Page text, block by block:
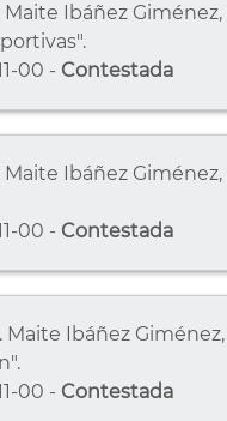
Ibáñez
00 - Contestada
Ibáñez
00 - Contestada
Ibáñez
00 - Contestada